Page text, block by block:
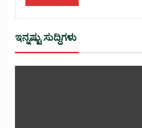
ಇನ್ನಷ್ಟು ಸುದ್ದಿಗಳು